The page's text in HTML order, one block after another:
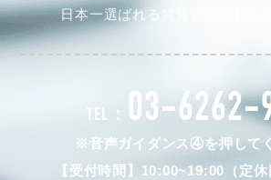
日本一選ばれる賃貸管理会社を
TEL： 03-6262-
※音声ガイダンス④を押して
【受付時間】10:00~19:00（定休